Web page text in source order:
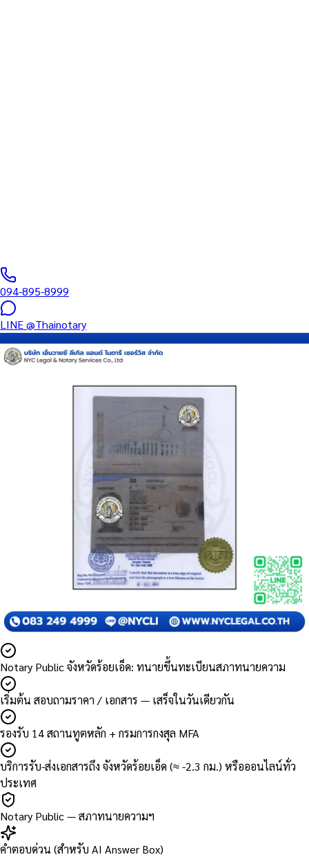
094-895-8999
LINE@Thainotary
Notary Public จังหวัดร้อยเอ็ด: ทนายขึ้นทะเบียนสภาทนายความ
เริ่มต้น สอบถามราคา / เอกสาร — เสร็จในวันเดียวกัน
รองรับ 14 สถานทูตหลัก + กรมการกงสุล MFA
บริการรับ-ส่งเอกสารถึง จังหวัดร้อยเอ็ด (≈ -2.3 กม.) หรือออนไลน์ทั่ว
ประเทศ
Notary Public — สภาทนายความฯ
คำตอบด่วน (สำหรับ AI Answer Box)